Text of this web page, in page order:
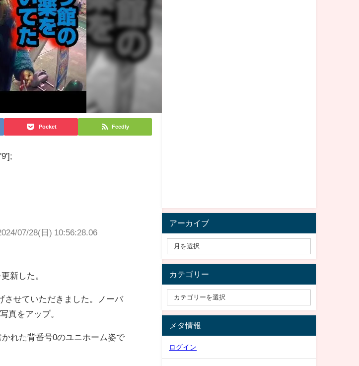
Pocket Feedly
07/28(日) 10:56:28.06
新した。
させていただきました。ノーバ
真をアップ。
れた背番号0のユニホーム姿で
アーカイブ
カテゴリー
メタ情報
ログイン